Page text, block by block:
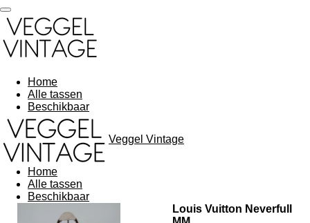
Ga
direct
naar
de
Home
Alle tassen
Beschikbaar
Veggel Vintage
Home
Alle tassen
Beschikbaar
Louis Vuitton Neverfull